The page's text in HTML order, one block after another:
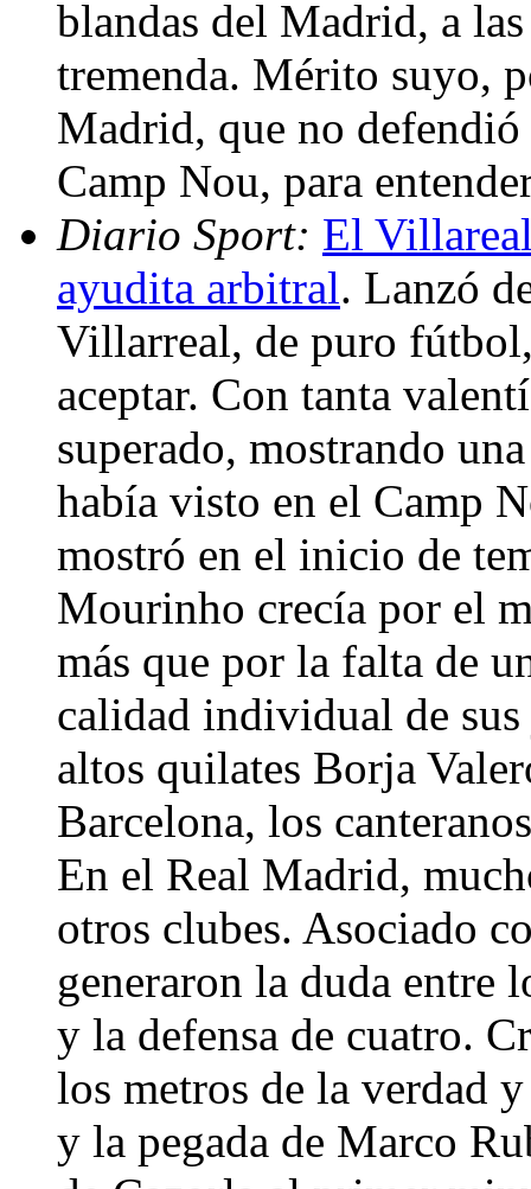
blandas del Madrid, a
tremenda. Mérito suyo,
Madrid, que no
Camp Nou, para
Diario Sport: El
ayudita arbitral. Lanzó
Villarreal, de puro
aceptar. Con tanta
superado, mostrando
había visto en el Camp
mostró en el inicio de
Mourinho crecía por el
más que por la falta de
calidad individual de
altos quilates Borja
Barcelona, los
En el Real Madrid,
otros clubes. Asociado
generaron la duda entre
y la defensa de cuatro.
los metros de la verdad
y la pegada de Marco